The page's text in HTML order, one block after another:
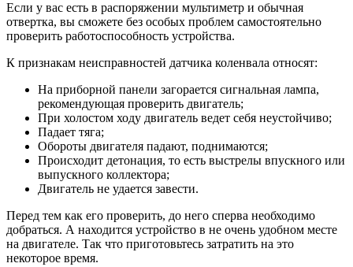
Если у вас есть в распоряжении мультиметр и обычная
отвертка, вы сможете без особых проблем самостоятельно
проверить работоспособность устройства.
К признакам неисправностей датчика коленвала относят:
На приборной панели загорается сигнальная лампа,
рекомендующая проверить двигатель;
При холостом ходу двигатель ведет себя неустойчиво;
Падает тяга;
Обороты двигателя падают, поднимаются;
Происходит детонация, то есть выстрелы впускного или
выпускного коллектора;
Двигатель не удается завести.
Перед тем как его проверить, до него сперва необходимо
добраться. А находится устройство в не очень удобном месте
на двигателе. Так что приготовьтесь затратить на это
некоторое время.